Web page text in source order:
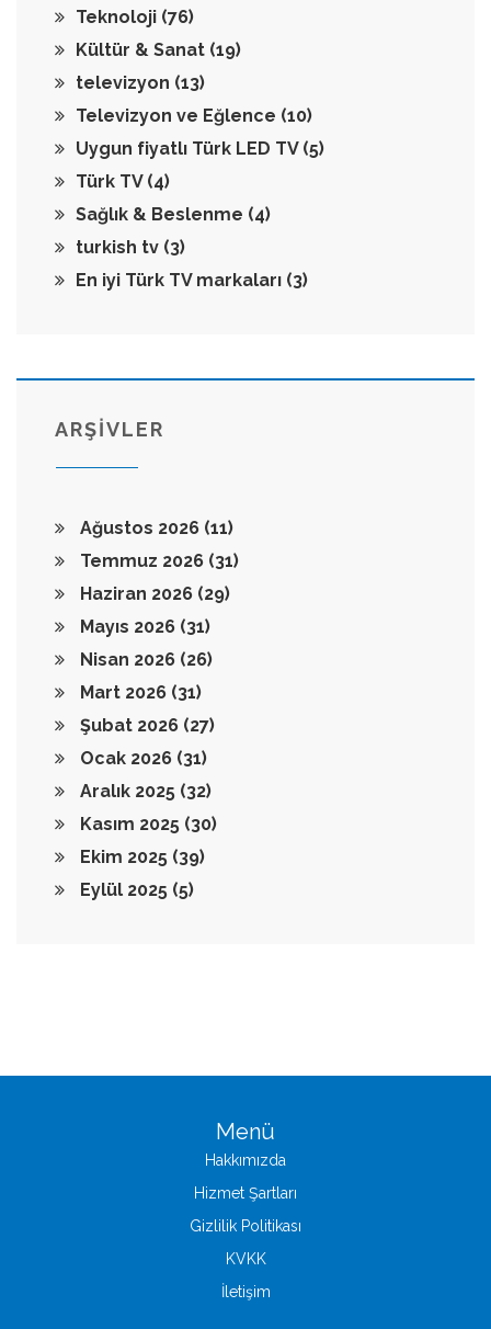
Teknoloji (76)
Kültür & Sanat (19)
televizyon (13)
Televizyon ve Eğlence (10)
Uygun fiyatlı Türk LED TV (5)
Türk TV (4)
Sağlık & Beslenme (4)
turkish tv (3)
En iyi Türk TV markaları (3)
ARŞİVLER
Ağustos 2026 (11)
Temmuz 2026 (31)
Haziran 2026 (29)
Mayıs 2026 (31)
Nisan 2026 (26)
Mart 2026 (31)
Şubat 2026 (27)
Ocak 2026 (31)
Aralık 2025 (32)
Kasım 2025 (30)
Ekim 2025 (39)
Eylül 2025 (5)
Menü
Hakkımızda
Hizmet Şartları
Gizlilik Politikası
KVKK
İletişim